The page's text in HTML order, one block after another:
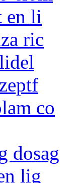
en li
ric
co
dosag
lig